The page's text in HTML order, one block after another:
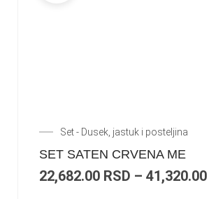
Set - Dusek, jastuk i posteljina
SET SATEN CRVENA ME
22,682.00 RSD – 41,320.00